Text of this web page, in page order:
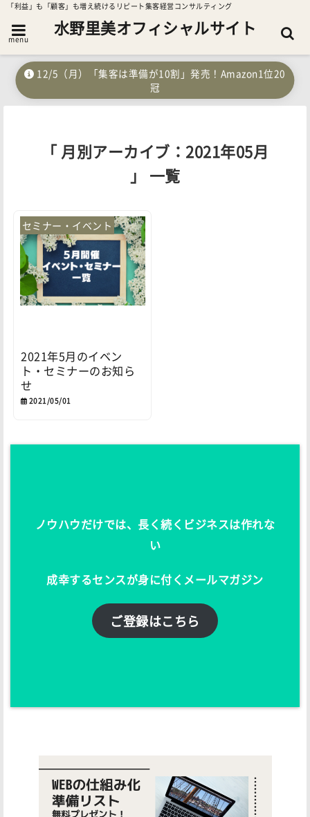
「利益」も「顧客」も増え続けるリピート集客経営コンサルティング
menu
水野里美オフィシャルサイト
12/5（月）「集客は準備が10割」発売！Amazon1位20
冠
「 月別アーカイブ：2021年05月
」 一覧
セミナー・イベント
2021年5月のイベン
ト・セミナーのお知ら
せ
2021/05/01
ノウハウだけでは、長く続くビジネスは作れな
い
成幸するセンスが身に付くメールマガジン
ご登録はこちら